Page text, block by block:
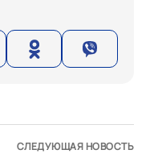
СЛЕДУЮЩАЯ НОВОСТЬ